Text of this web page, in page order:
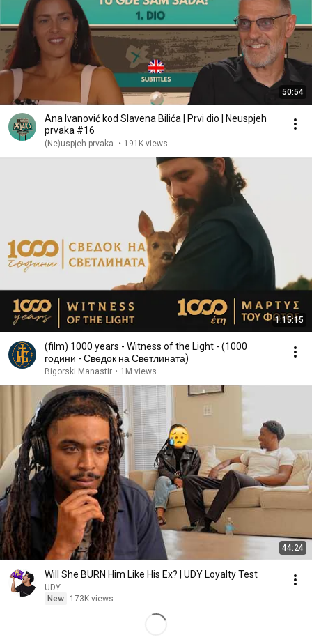
50:54
Ana Ivanović kod Slavena Bilića | Prvi dio | Neuspjeh
prvaka #16
(Ne)uspjeh prvaka • 191K views
1:15:15
(film) 1000 years - Witness of the Light - (1000
години - Сведок на Светлината)
Bigorski Manastir • 1M views
44:24
Will She BURN Him Like His Ex? | UDY Loyalty Test
UDY
New
173K views